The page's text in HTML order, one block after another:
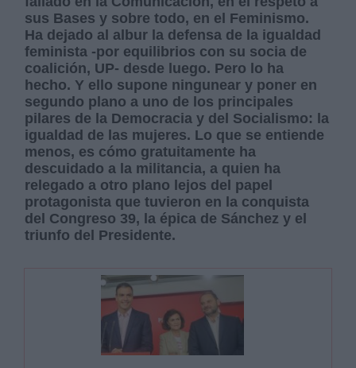
sus Bases y sobre todo, en el Feminismo.
Ha dejado al albur la defensa de la igualdad
feminista -por equilibrios con su socia de
coalición, UP- desde luego. Pero lo ha
hecho. Y ello supone ningunear y poner en
segundo plano a uno de los principales
pilares de la Democracia y del Socialismo: la
igualdad de las mujeres. Lo que se entiende
menos, es cómo gratuitamente ha
descuidado a la militancia, a quien ha
relegado a otro plano lejos del papel
protagonista que tuvieron en la conquista
del Congreso 39, la épica de Sánchez y el
triunfo del Presidente.